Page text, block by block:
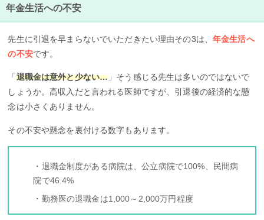
年金生活への不安
先生に引退を早まらないでいただきたい理由その3は、年金生活へ
の不安です。
「 退職金は意外と少ない… 」そう感じる先生は多いのではないで
しょうか。高収入だと言われる医師ですが、引退後の経済的な懸
念は小さくありません。
その不安や懸念を裏付ける数字もあります。
・退職金制度がある病院は、公立病院で100%、民間病
院で46.4%
・勤務医の退職金は1,000～2,000万円程度